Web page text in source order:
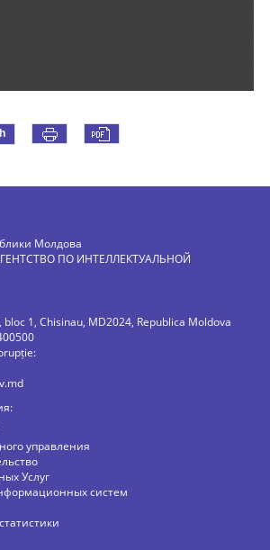
Молдова
ПО ИНТЕЛЛЕКТУАЛЬНОЙ
1, Chisinau, MD2024, Republica Moldova
управления
Услуг
систем